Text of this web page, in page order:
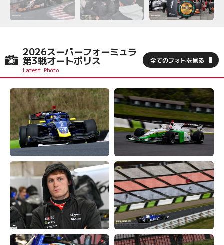
2026スーパーフォーミュラ
第3戦オートポリス 全てのフォトを見る